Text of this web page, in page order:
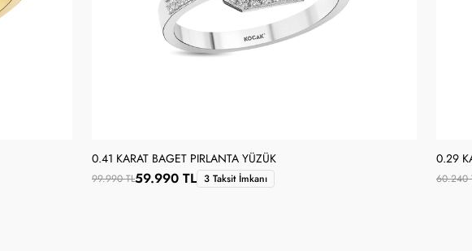
0.41 KARAT BAGET PIRLANTA YÜZÜK
99.990 TL59.990 TL 3 Taksit İmkanı
0.29
60.240